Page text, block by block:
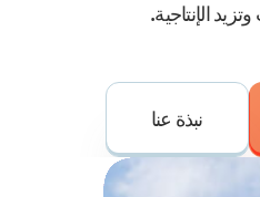
الإنتاجية.
نبذة عنا